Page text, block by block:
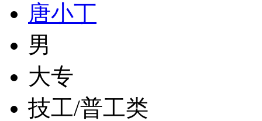
唐小丁
男
大专
技工/普工类